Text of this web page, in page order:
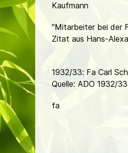
Kaufmann
"Mitarbeiter bei der
Zitat aus Hans-
1932/33: Fa Carl
Quelle: ADO 1932/33
fa